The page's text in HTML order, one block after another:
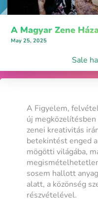
A Magyar Zene
May 25, 2025
Sale
A Figyelem,
új
zenei kreativitás
betekintést enged
mögötti világába,
sosem hallott
alatt, a közönség
részvételével.